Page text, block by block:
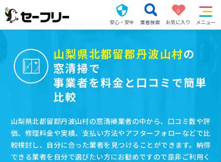
安心・安全 業者検索
0
お気に入り
メニュー
山梨県北都留郡丹波山村の
窓清掃で
事業者を料金と口コミで簡単
比較
山梨県北都留郡丹波山村の窓清掃業者の中から、口コミ数や評
価、修理料金や実績、支払い方法やアフターフォローなどで比
較検討し、自分に合った業者を見つけることができます。納得
できる業者を自分で選びたい方にお勧めですので是非ご利用く